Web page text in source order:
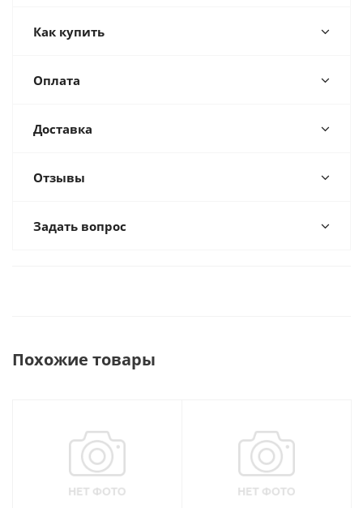
Как купить
Оплата
Доставка
Отзывы
Задать вопрос
Похожие товары